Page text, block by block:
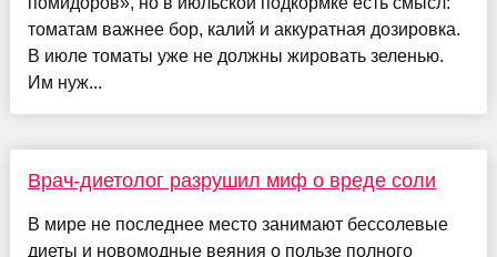
томатам важнее бор, калий и аккуратная дозировка.
В июле томаты уже не должны жировать зеленью.
Им нуж...
Врач-диетолог разрушил миф о вреде соли
В мире не последнее место занимают бессолевые
диеты и новомодные веяния о пользе полного